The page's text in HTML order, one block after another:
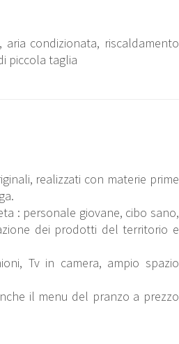
condizionata, riscaldamento
piccola taglia
realizzati con materie prime
: personale giovane, cibo sano,
dei prodotti del territorio e
Tv in camera, ampio spazio
il menu del pranzo a prezzo